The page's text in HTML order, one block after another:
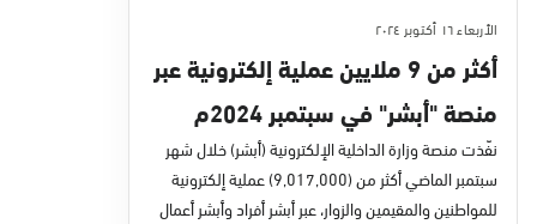
الأربعاء ١٦ أكتوبر ٢٠٢٤
أكثر من 9 ملايين عملية إلكترونية عبر
منصة "أبشر" في سبتمبر 2024م
نفّذت منصة وزارة الداخلية الإلكترونية (أبشر) خلال شهر
سبتمبر الماضي أكثر من (9,017,000) عملية إلكترونية
للمواطنين والمقيمين والزوار، عبر أبشر أفراد وأبشر أعمال